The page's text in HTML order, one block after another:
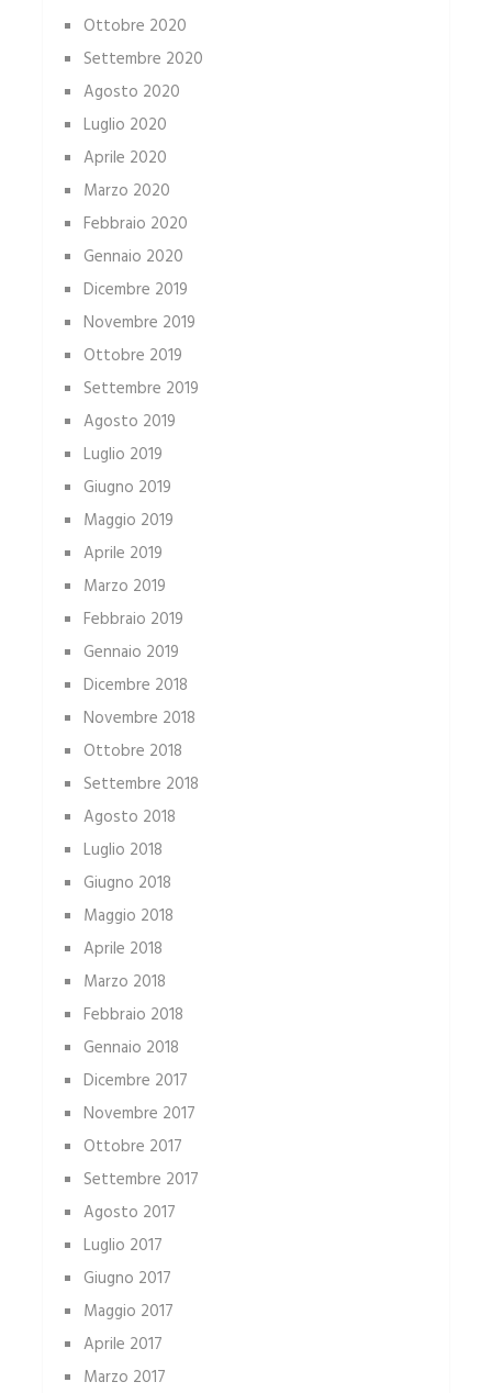
Ottobre 2020
Settembre 2020
Agosto 2020
Luglio 2020
Aprile 2020
Marzo 2020
Febbraio 2020
Gennaio 2020
Dicembre 2019
Novembre 2019
Ottobre 2019
Settembre 2019
Agosto 2019
Luglio 2019
Giugno 2019
Maggio 2019
Aprile 2019
Marzo 2019
Febbraio 2019
Gennaio 2019
Dicembre 2018
Novembre 2018
Ottobre 2018
Settembre 2018
Agosto 2018
Luglio 2018
Giugno 2018
Maggio 2018
Aprile 2018
Marzo 2018
Febbraio 2018
Gennaio 2018
Dicembre 2017
Novembre 2017
Ottobre 2017
Settembre 2017
Agosto 2017
Luglio 2017
Giugno 2017
Maggio 2017
Aprile 2017
Marzo 2017